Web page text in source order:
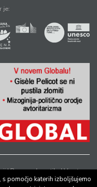
je:
|Pravno obvestilo|Varstvo
pomočjo katerih izboljšujemo